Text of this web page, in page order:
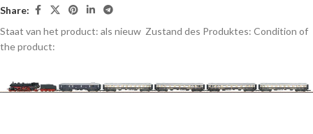
Share:
Staat van het product: als nieuw Zustand des Produktes: Condition of
the product: